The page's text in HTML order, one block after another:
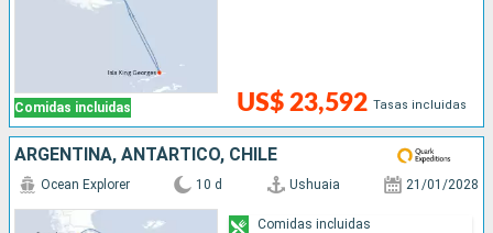
Comidas incluidas US$ 23,592 Tasas incluidas
ARGENTINA, ANTÁRTICO, CHILE
Ocean Explorer 10 d Ushuaia 21/01/2028
Comidas incluidas